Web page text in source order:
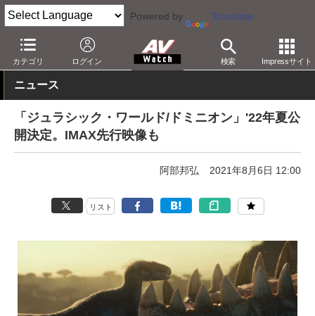
Powered by Translate
カテゴリ ログイン 検索 Impressサイト
AV Watch コンテンツ・サービス 映画 映画作品
ニュース
「ジュラシック・ワールド/ドミニオン」'22年夏公
開決定。IMAX先行映像も
阿部邦弘 2021年8月6日 12:00
リスト